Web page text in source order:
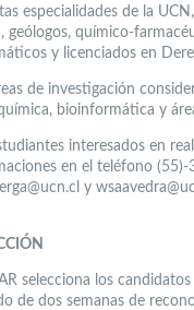
especialidades de la
geólogos, químico-
y licenciados en
de investigación
bioinformática y
interesados en
en el teléfono
y
selecciona los
de dos semanas de